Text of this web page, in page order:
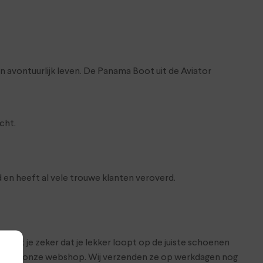
leven. De Panama Boot uit de Aviator
en heeft al vele trouwe klanten veroverd.
weet je zeker dat je lekker loopt op de juiste schoenen
in onze webshop. Wij verzenden ze op werkdagen nog